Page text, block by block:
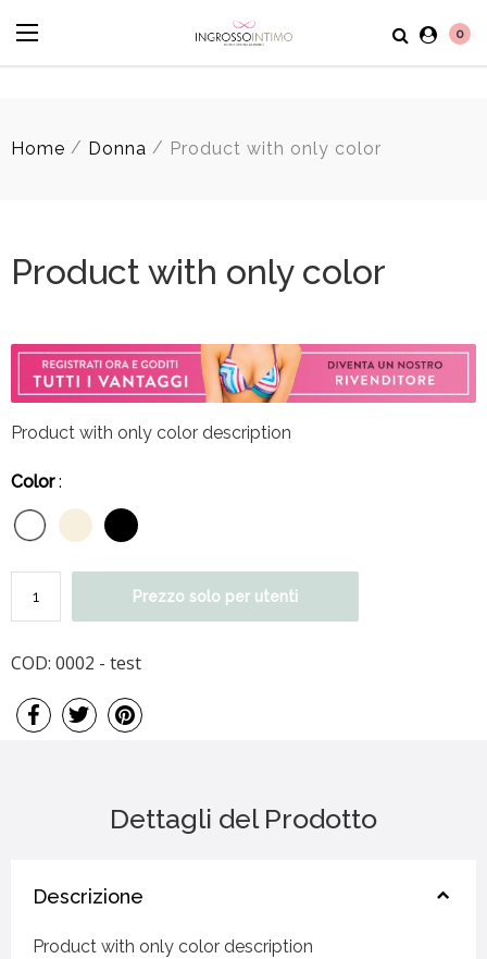
0
Home / Donna / Product with only color
Product with only color
Product with only color description
Color:
Prezzo solo per utenti
COD: 0002 - test
Dettagli del Prodotto
Descrizione
Product with only color description